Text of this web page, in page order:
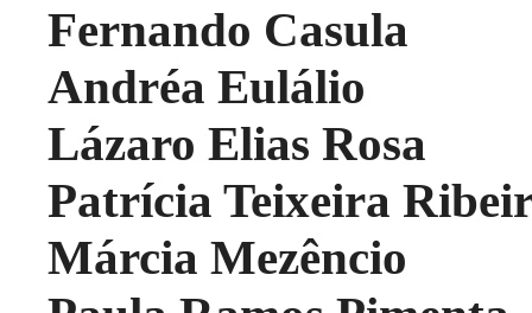
Fernando Casula
Andréa Eulálio
Lázaro Elias Rosa
Patrícia Teixeira
Márcia Mezêncio